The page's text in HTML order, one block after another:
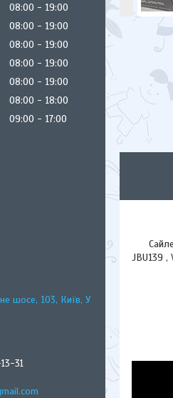
JBU139 ,
08:00
19:00
08:00
19:00
08:00
19:00
08:00
19:00
08:00
19:00
08:00
18:00
09:00 17:00
шосе, 103, Київ, У
31